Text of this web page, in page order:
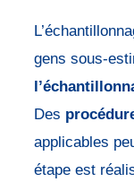
gens sous-
Des
applicables
étape est